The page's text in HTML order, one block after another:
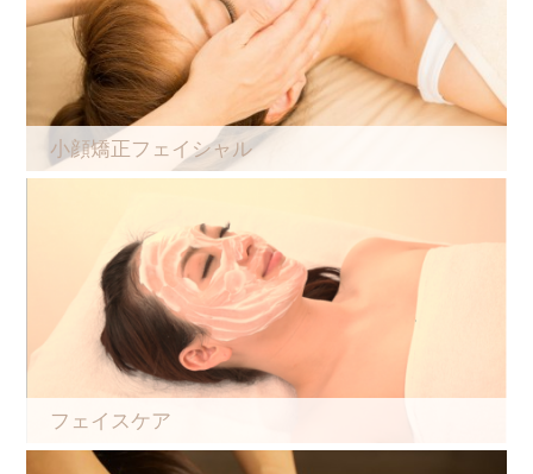
小顔矯正フェイシャル
フェイスケア